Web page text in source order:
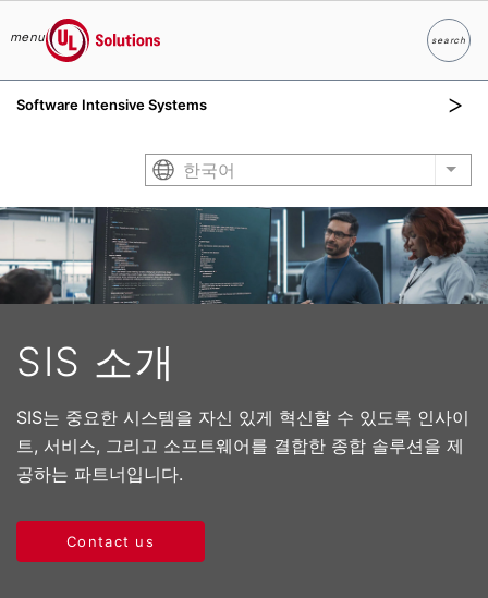
menu
UL Solutions
search
찾다
Software Intensive Systems
한국어 List
SIS 소개
SIS는 중요한 시스템을 자신 있게 혁신할 수 있도록 인사이
트, 서비스, 그리고 소프트웨어를 결합한 종합 솔루션을 제
공하는 파트너입니다.
Contact us